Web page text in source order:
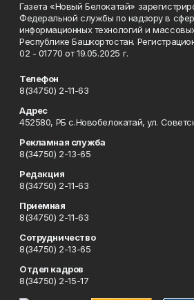
Газета «Новый Белокатай»
Федеральной службы по надзору в
информационных технологий и
Республике Башкортостан.
02 - 01770 от 19.05.2025 г.
Телефон
8(34750) 2-11-63
Адрес
452580, РБ с.Новобелокатай, ул.
Рекламная служба
8(34750) 2-13-65
Редакция
8(34750) 2-11-63
Приемная
8(34750) 2-11-63
Сотрудничество
8(34750) 2-13-65
Отдел кадров
8(34750) 2-15-17